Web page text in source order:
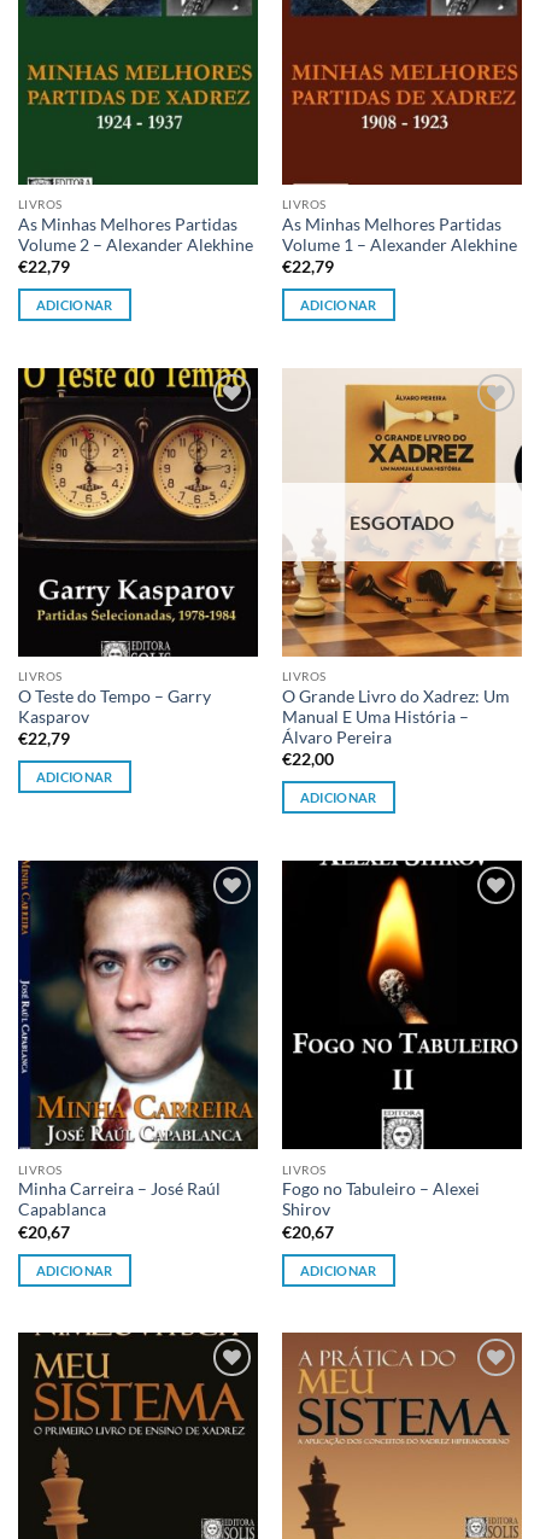
LIVROS
As Minhas Melhores Partidas
Volume 2 – Alexander Alekhine
€22,79
ADICIONAR
LIVROS
As Minhas Melhores Partidas
Volume 1 – Alexander Alekhine
€22,79
ADICIONAR
Adicionar
à lista de
desejos
LIVROS
O Teste do Tempo – Garry
Kasparov
€22,79
ADICIONAR
Adicionar
à lista de
desejos
ESGOTADO
LIVROS
O Grande Livro do Xadrez: Um
Manual E Uma História –
Álvaro Pereira
€22,00
ADICIONAR
Adicionar
à lista de
desejos
LIVROS
Minha Carreira – José Raúl
Capablanca
€20,67
ADICIONAR
LIVROS
Fogo no Tabuleiro – Alexei
Shirov
€20,67
ADICIONAR
Adicionar
à lista de
desejos
à lista de
desejos